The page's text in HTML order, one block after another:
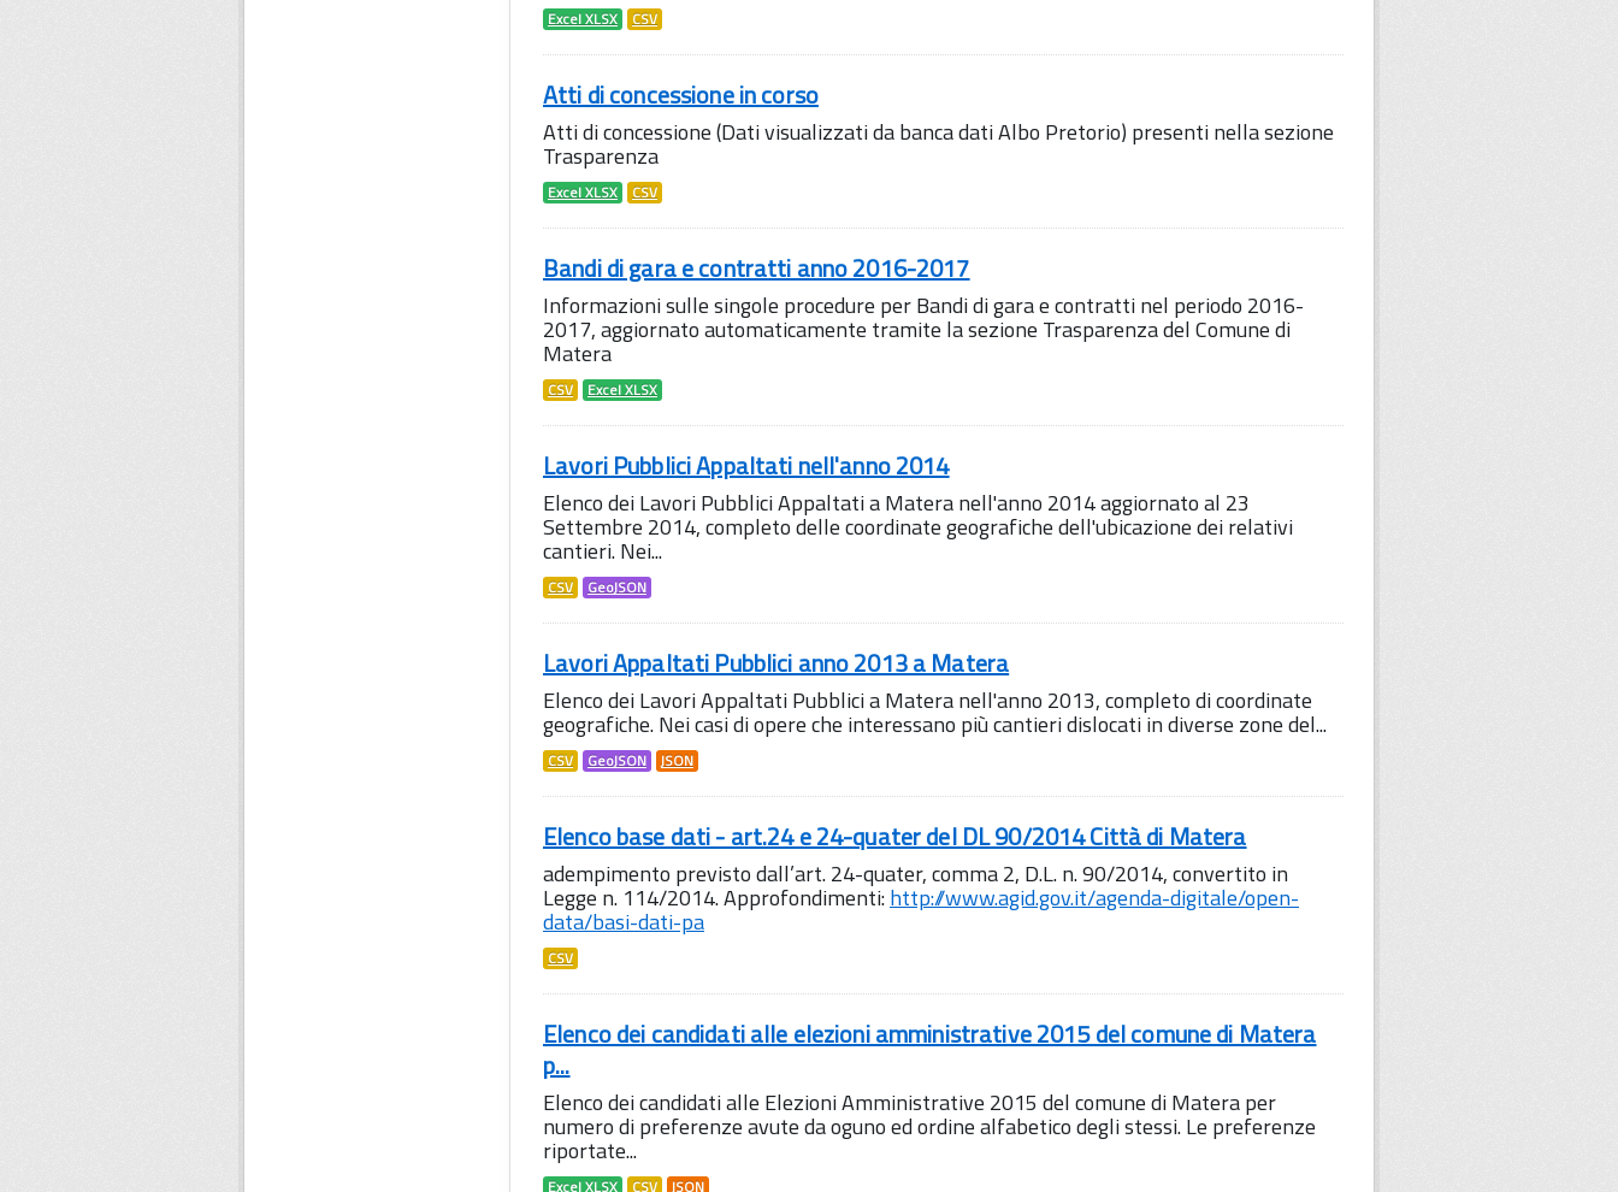
Excel XLSX CSV
Atti di concessione in corso
Atti di concessione (Dati visualizzati da banca dati Albo Pretorio) presenti nella sezione
Trasparenza
Excel XLSX CSV
Bandi di gara e contratti anno 2016-2017
Informazioni sulle singole procedure per Bandi di gara e contratti nel periodo 2016-
2017, aggiornato automaticamente tramite la sezione Trasparenza del Comune di
Matera
CSV Excel XLSX
Lavori Pubblici Appaltati nell'anno 2014
Elenco dei Lavori Pubblici Appaltati a Matera nell'anno 2014 aggiornato al 23
Settembre 2014, completo delle coordinate geografiche dell'ubicazione dei relativi
cantieri. Nei...
CSV GeoJSON
Lavori Appaltati Pubblici anno 2013 a Matera
Elenco dei Lavori Appaltati Pubblici a Matera nell'anno 2013, completo di coordinate
geografiche. Nei casi di opere che interessano più cantieri dislocati in diverse zone del...
CSV GeoJSON JSON
Elenco base dati - art.24 e 24-quater del DL 90/2014 Città di Matera
adempimento previsto dall’art. 24-quater, comma 2, D.L. n. 90/2014, convertito in
Legge n. 114/2014. Approfondimenti:http://www.agid.gov.it/agenda-digitale/open-
data/basi-dati-pa
CSV
Elenco dei candidati alle elezioni amministrative 2015 del comune di Matera
p...
Elenco dei candidati alle Elezioni Amministrative 2015 del comune di Matera per
numero di preferenze avute da oguno ed ordine alfabetico degli stessi. Le preferenze
riportate...
Excel XLSX CSV JSON